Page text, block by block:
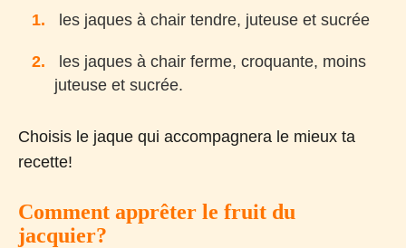
les jaques à chair tendre, juteuse et sucrée
les jaques à chair ferme, croquante, moins
juteuse et sucrée.
Choisis le jaque qui accompagnera le mieux ta
recette!
Comment apprêter le fruit du
jacquier?